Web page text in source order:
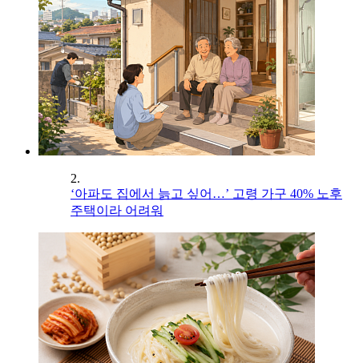
2.
‘아파도 집에서 늙고 싶어…’ 고령 가구 40% 노후
주택이라 어려워